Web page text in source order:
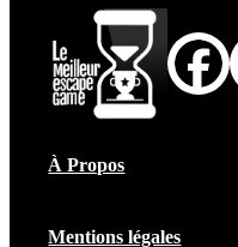
À Propos
Mentions légales